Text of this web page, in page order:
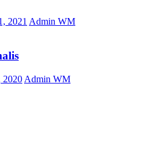
2021 Admin WM
2020 Admin WM